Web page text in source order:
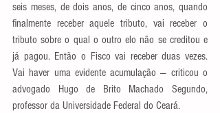
seis meses, de dois anos, de cinco anos, quando
finalmente receber aquele tributo, vai receber o
tributo sobre o qual o outro elo não se creditou e
já pagou. Então o Fisco vai receber duas vezes.
Vai haver uma evidente acumulação — criticou o
advogado Hugo de Brito Machado Segundo,
professor da Universidade Federal do Ceará.